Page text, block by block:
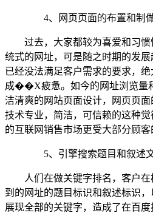
4、网页页面的布置和
过去，大家都较为喜爱和习
统式的网址，可是随之时期的发
已经没法满足客户需求的要求，
成��X疲惫。如今的网址浏览量
洁清爽的网站页面设计，网页页
技术专业，简洁，可信赖的这种
的互联网销售市场更受大部分顾客
5、引擎搜索题目和叙
人们在做关键字排名，客户
到的网址的题目标识和叙述标识
展现全部的关键字，造成了在百